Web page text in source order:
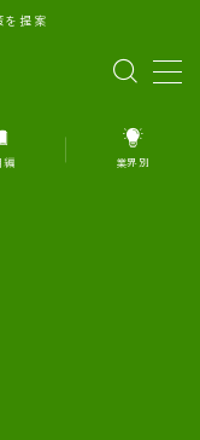
を提案
編 業界別